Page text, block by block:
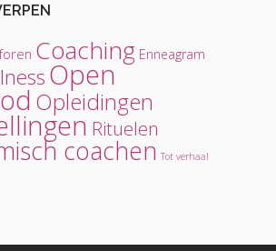
Coaching Enneagram
Open
Opleidingen
Rituelen
coachen Tot verhaal